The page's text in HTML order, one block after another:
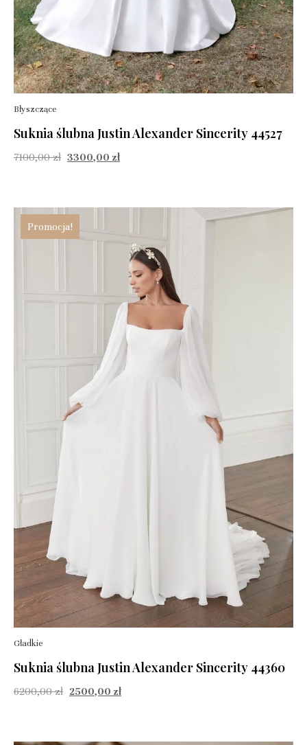
Błyszczące
Suknia ślubna Justin Alexander Sincerity 44527
7100,00zł 3300,00 zł
Promocja!
Gładkie
Suknia ślubna Justin Alexander Sincerity 44360
6200,00zł 2500,00 zł